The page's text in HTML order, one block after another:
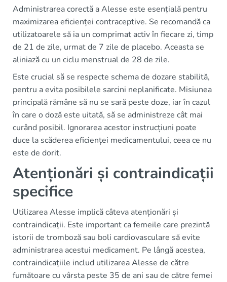
Administrarea corectă a Alesse este esențială pentru
maximizarea eficienței contraceptive. Se recomandă ca
utilizatoarele să ia un comprimat activ în fiecare zi, timp
de 21 de zile, urmat de 7 zile de placebo. Aceasta se
aliniază cu un ciclu menstrual de 28 de zile.
Este crucial să se respecte schema de dozare stabilită,
pentru a evita posibilele sarcini neplanificate. Misiunea
principală rămâne să nu se sară peste doze, iar în cazul
în care o doză este uitată, să se administreze cât mai
curând posibil. Ignorarea acestor instrucțiuni poate
duce la scăderea eficienței medicamentului, ceea ce nu
este de dorit.
Atenționări și contraindicații
specifice
Utilizarea Alesse implică câteva atenționări și
contraindicații. Este important ca femeile care prezintă
istorii de tromboză sau boli cardiovasculare să evite
administrarea acestui medicament. Pe lângă acestea,
contraindicațiile includ utilizarea Alesse de către
fumătoare cu vârsta peste 35 de ani sau de către femei